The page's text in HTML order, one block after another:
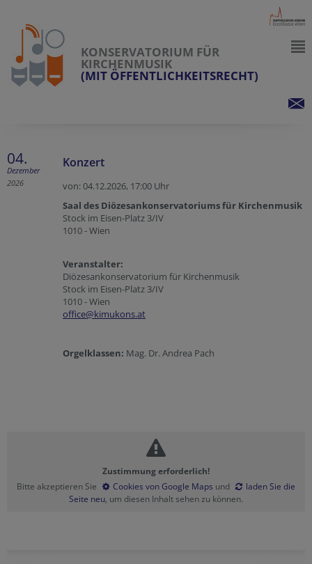
KONSERVATORIUM FÜR
KIRCHENMUSIK
(MIT ÖFFENTLICHKEITSRECHT)
04.
Dezember
2026
Konzert
von: 04.12.2026, 17:00 Uhr
Saal des Diözesankonservatoriums für Kirchenmusik
Stock im Eisen-Platz 3/IV
1010 - Wien
Veranstalter:
Diözesankonservatorium für Kirchenmusik
Stock im Eisen-Platz 3/IV
1010 - Wien
office@kimukons.at
Orgelklassen: Mag. Dr. Andrea Pach
Zustimmung erforderlich!
Bitte akzeptieren Sie
Cookies von Google Maps und
laden Sie die
Seite neu, um diesen Inhalt sehen zu können.